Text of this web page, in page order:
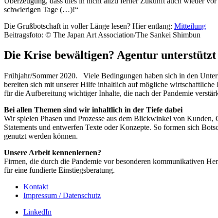
schwierigen Tage (…)!“
Die Grußbotschaft in voller Länge lesen? Hier entlang: Mitteilung
Beitragsfoto: © The Japan Art Association/The Sankei Shimbun
Die Krise bewältigen? Agentur unterstützt
Frühjahr/Sommer 2020. Viele Bedingungen haben sich in den
bereiten sich mit unserer Hilfe inhaltlich auf mögliche wirtschaftliche
für die Aufbereitung wichtiger Inhalte, die nach der Pandemie
Bei allen Themen sind wir inhaltlich in der Tiefe dabei
Wir spielen Phasen und Prozesse aus dem Blickwinkel von
Statements und entwerfen Texte oder Konzepte. So formen sich
genutzt werden können.
Unsere Arbeit kennenlernen?
Firmen, die durch die Pandemie vor besonderen kommunikativen
für eine fundierte Einstiegsberatung.
Kontakt
Impressum / Datenschutz
LinkedIn